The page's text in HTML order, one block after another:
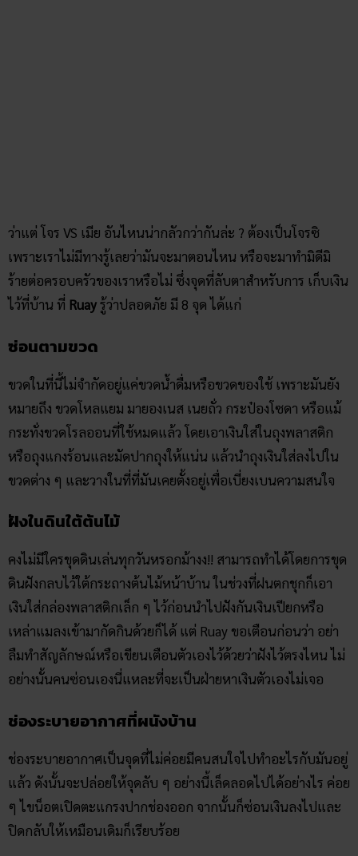
ว่าแต่ โจร VS เมีย อันไหนน่ากลัวกว่ากันล่ะ ? ต้องเป็นโจรซิ
เพราะเราไม่มีทางรู้เลยว่ามันจะมาตอนไหน หรือจะมาทำมิดีมิ
ร้ายต่อครอบครัวของเราหรือไม่ ซึ่งจุดที่ลับตาสำหรับการ เก็บเงิน
ไว้ที่บ้าน ที่ Ruayรู้ว่าปลอดภัย มี 8 จุด ได้แก่
ซ่อนตามขวด
ขวดในที่นี้ไม่จำกัดอยู่แค่ขวดน้ำดื่มหรือขวดของใช้ เพราะมันยัง
หมายถึง ขวดโหลแยม มายองเนส เนยถั่ว กระป๋องโซดา หรือแม้
กระทั่งขวดโรลออนที่ใช้หมดแล้ว โดยเอาเงินใส่ในถุงพลาสติก
หรือถุงแกงร้อนและมัดปากถุงให้แน่น แล้วนำถุงเงินใส่ลงไปใน
ขวดต่าง ๆ และวางในที่ที่มันเคยตั้งอยู่เพื่อเบี่ยงเบนความสนใจ
ฝังในดินใต้ต้นไม้
คงไม่มีใครขุดดินเล่นทุกวันหรอกม้างง!! สามารถทำได้โดยการขุด
ดินฝังกลบไว้ใต้กระถางต้นไม้หน้าบ้าน ในช่วงที่ฝนตกชุกก็เอา
เงินใส่กล่องพลาสติกเล็ก ๆ ไว้ก่อนนำไปฝังกันเงินเปียกหรือ
เหล่าแมลงเข้ามากัดกินด้วยก็ได้ แต่ Ruay ขอเตือนก่อนว่า อย่า
ลืมทำสัญลักษณ์หรือเขียนเตือนตัวเองไว้ด้วยว่าฝังไว้ตรงไหน ไม่
อย่างนั้นคนซ่อนเองนี่แหละที่จะเป็นฝ่ายหาเงินตัวเองไม่เจอ
ช่องระบายอากาศที่ผนังบ้าน
ช่องระบายอากาศเป็นจุดที่ไม่ค่อยมีคนสนใจไปทำอะไรกับมันอยู่
แล้ว ดังนั้นจะปล่อยให้จุดลับ ๆ อย่างนี้เล็ดลอดไปได้อย่างไร ค่อย
ๆ ไขน็อตเปิดตะแกรงปากช่องออก จากนั้นก็ซ่อนเงินลงไปและ
ปิดกลับให้เหมือนเดิมก็เรียบร้อย